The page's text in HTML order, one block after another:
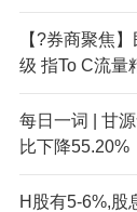
【?券商聚焦
级 指To C流量
每日一词 | 甘
比下降55.20%
H股有5-6%,股